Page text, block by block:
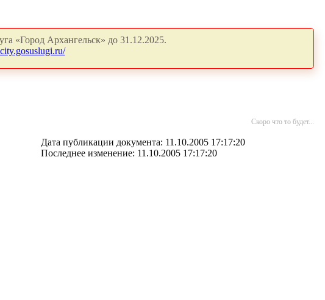
«Город Архангельск» до 31.12.2025.
Скоро что то будет...
Дата публикации документа: 11.10.2005 17:17:20
Последнее изменение: 11.10.2005 17:17:20